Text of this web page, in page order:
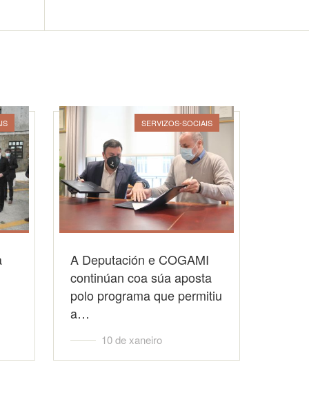
SERVIZOS-SOCIAIS
A Deputación e COGAMI
continúan coa súa aposta
polo programa que permitiu
a…
10 de xaneiro